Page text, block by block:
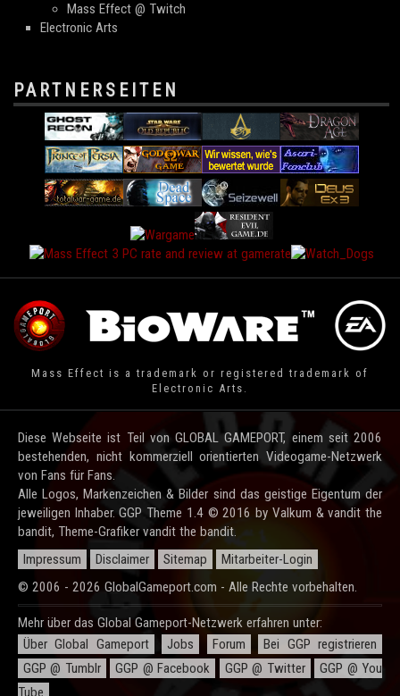
Mass Effect @ Twitch
Electronic Arts
PARTNERSEITEN
Mass Effect is a trademark or registered trademark of
Electronic Arts.
Diese Webseite ist Teil von GLOBAL GAMEPORT, einem seit 2006
bestehenden, nicht kommerziell orientierten Videogame-Netzwerk
von Fans für Fans.
Alle Logos, Markenzeichen & Bilder sind das geistige Eigentum der
jeweiligen Inhaber. GGP Theme 1.4 © 2016 by Valkum & vandit the
bandit, Theme-Grafiker vandit the bandit.
Impressum
Disclaimer Sitemap
Mitarbeiter-Login
© 2006 - 2026 GlobalGameport.com - Alle Rechte vorbehalten.
Mehr über das Global Gameport-Netzwerk erfahren unter:
Über Global Gameport
Jobs Forum
Bei GGP registrieren
GGP @ Tumblr
GGP @ Facebook GGP @ Twitter
GGP @ You
Tube